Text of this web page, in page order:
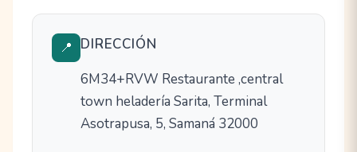
📍 DIRECCIÓN
6M34+RVW Restaurante ,central
town heladería Sarita, Terminal
Asotrapusa, 5, Samaná 32000